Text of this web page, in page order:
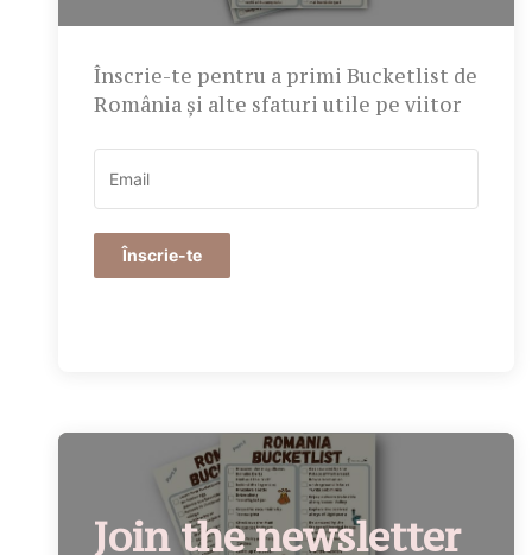
Înscrie-te pentru a primi Bucketlist de
România și alte sfaturi utile pe viitor
Înscrie-te
Join the newsletter